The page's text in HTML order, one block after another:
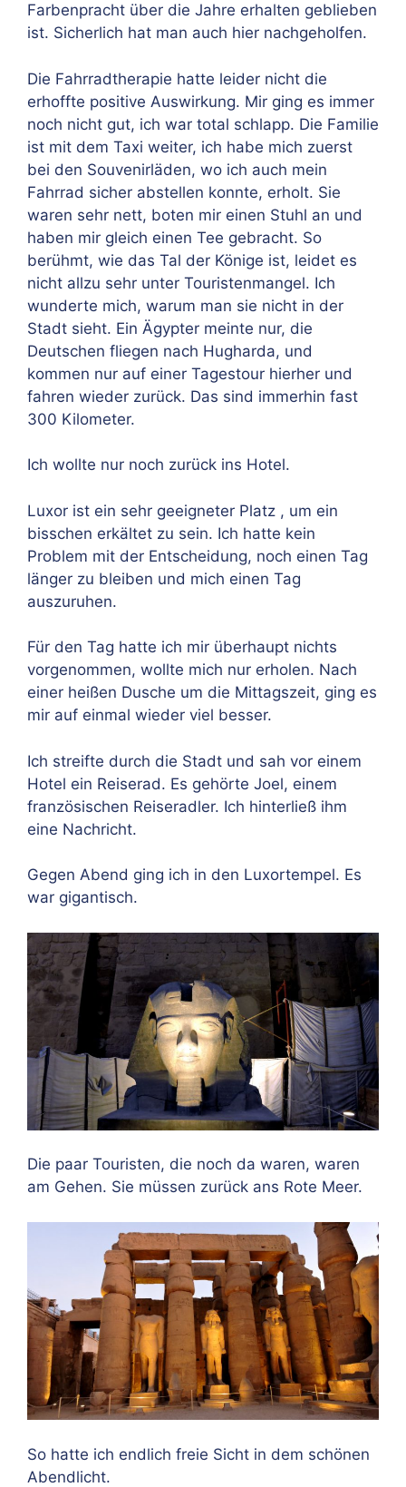
Farbenpracht über die Jahre erhalten geblieben
ist. Sicherlich hat man auch hier nachgeholfen.
Die Fahrradtherapie hatte leider nicht die
erhoffte positive Auswirkung. Mir ging es immer
noch nicht gut, ich war total schlapp. Die Familie
ist mit dem Taxi weiter, ich habe mich zuerst
bei den Souvenirläden, wo ich auch mein
Fahrrad sicher abstellen konnte, erholt. Sie
waren sehr nett, boten mir einen Stuhl an und
haben mir gleich einen Tee gebracht. So
berühmt, wie das Tal der Könige ist, leidet es
nicht allzu sehr unter Touristenmangel. Ich
wunderte mich, warum man sie nicht in der
Stadt sieht. Ein Ägypter meinte nur, die
Deutschen fliegen nach Hugharda, und
kommen nur auf einer Tagestour hierher und
fahren wieder zurück. Das sind immerhin fast
300 Kilometer.
Ich wollte nur noch zurück ins Hotel.
Luxor ist ein sehr geeigneter Platz , um ein
bisschen erkältet zu sein. Ich hatte kein
Problem mit der Entscheidung, noch einen Tag
länger zu bleiben und mich einen Tag
auszuruhen.
Für den Tag hatte ich mir überhaupt nichts
vorgenommen, wollte mich nur erholen. Nach
einer heißen Dusche um die Mittagszeit, ging es
mir auf einmal wieder viel besser.
Ich streifte durch die Stadt und sah vor einem
Hotel ein Reiserad. Es gehörte Joel, einem
französischen Reiseradler. Ich hinterließ ihm
eine Nachricht.
Gegen Abend ging ich in den Luxortempel. Es
war gigantisch.
Die paar Touristen, die noch da waren, waren
am Gehen. Sie müssen zurück ans Rote Meer.
So hatte ich endlich freie Sicht in dem schönen
Abendlicht.